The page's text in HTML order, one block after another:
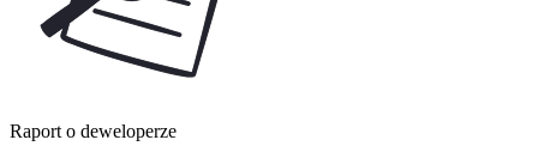
Raport o deweloperze